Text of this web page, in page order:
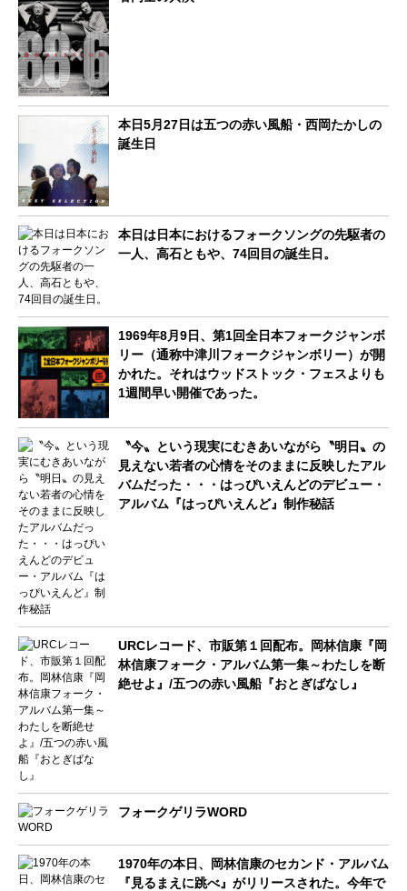
本日5月27日は五つの赤い風船・西岡たかしの
誕生日
本日は日本におけるフォークソングの先駆者の
一人、高石ともや、74回目の誕生日。
1969年8月9日、第1回全日本フォークジャンボ
リー（通称中津川フォークジャンボリー）が開
かれた。それはウッドストック・フェスよりも
1週間早い開催であった。
〝今〟という現実にむきあいながら〝明日〟の
見えない若者の心情をそのままに反映したアル
バムだった・・・はっぴいえんどのデビュー・
アルバム『はっぴいえんど』制作秘話
URCレコード、市販第１回配布。岡林信康『岡
林信康フォーク・アルバム第一集～わたしを断
絶せよ』/五つの赤い風船『おとぎばなし』
フォークゲリラWORD
1970年の本日、岡林信康のセカンド・アルバム
『見るまえに跳べ』がリリースされた。今年で